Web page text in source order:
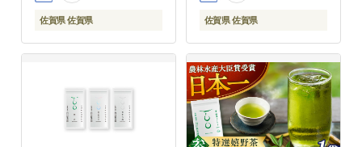
佐賀県 佐賀県 佐賀県 佐賀県